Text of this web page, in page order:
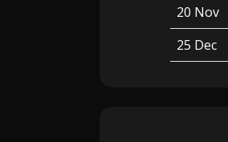
20 Nov
25 Dec